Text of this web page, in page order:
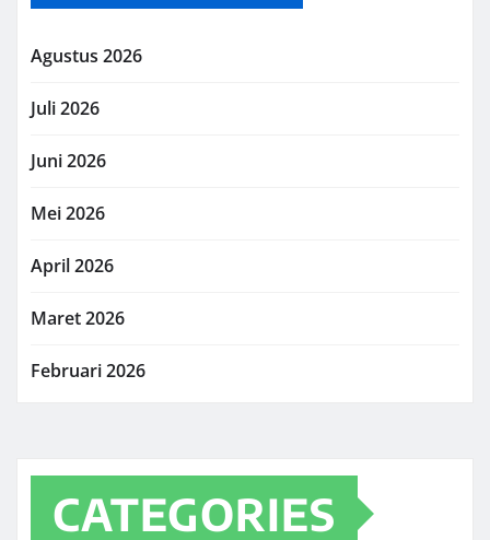
Agustus 2026
Juli 2026
Juni 2026
Mei 2026
April 2026
Maret 2026
Februari 2026
CATEGORIES